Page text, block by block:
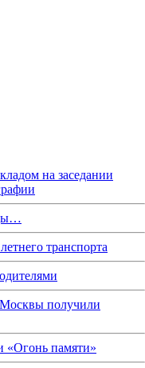
на заседании
транспорта
получили
«Огонь памяти»